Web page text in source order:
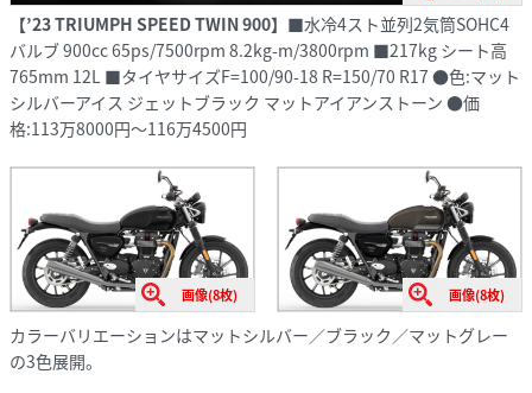
【’23 TRIUMPH SPEED TWIN 900】 ■水冷4スト並列2気筒SOHC4
バルブ 900cc 65ps/7500rpm 8.2kg-m/3800rpm ■217kg シート高
765mm 12L ■タイヤサイズF=100/90-18 R=150/70 R17 ●色:マット
シルバーアイス ジェットブラック マットアイアンストーン ●価
格:113万8000円〜116万4500円
画像(8枚) 画像(8枚)
カラーバリエーションはマットシルバー／ブラック／マットグレー
の3色展開。